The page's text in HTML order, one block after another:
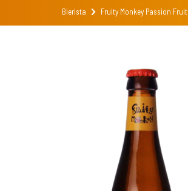
Bierista Fruity Monkey Passion Fruit